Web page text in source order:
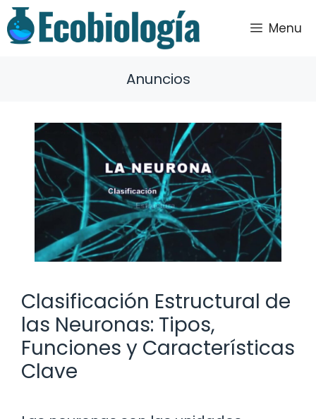
Saltar
al
contenido
Menu
Anuncios
Clasificación Estructural de
las Neuronas: Tipos,
Funciones y Características
Clave